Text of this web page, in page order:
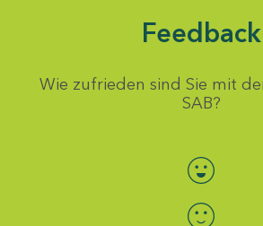
Feedback
Wie zufrieden sind Sie mit
SAB?
Bewertung